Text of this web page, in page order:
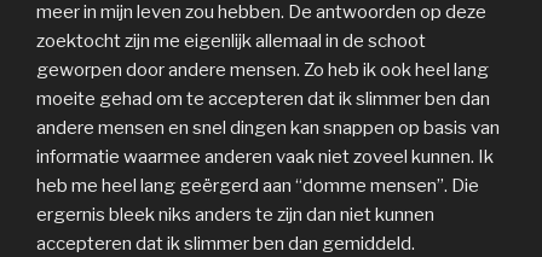
meer in mijn leven zou hebben. De antwoorden op deze
zoektocht zijn me eigenlijk allemaal in de schoot
geworpen door andere mensen. Zo heb ik ook heel lang
moeite gehad om te accepteren dat ik slimmer ben dan
andere mensen en snel dingen kan snappen op basis van
informatie waarmee anderen vaak niet zoveel kunnen. Ik
heb me heel lang geërgerd aan “domme mensen”. Die
ergernis bleek niks anders te zijn dan niet kunnen
accepteren dat ik slimmer ben dan gemiddeld.